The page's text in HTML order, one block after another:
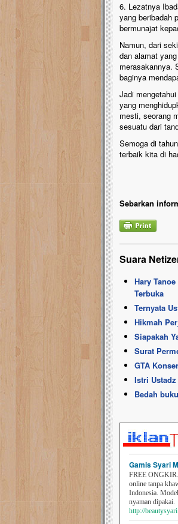
6. Lezatnya
yang beribadah
bermunajat
Namun, dari
dan alamat
merasakannya.
baginya
Jadi
yang
mesti, seorang
sesuatu dari
Semoga di
terbaik kita di
Sebarkan
Suara
Hary
Terbuka
Ternyata
Hikmah
Siapakah
Surat
GTA
Istri
Bedah
Gamis Syari
FREE
online tanpa
Indonesia.
nyaman dipakai.
http://